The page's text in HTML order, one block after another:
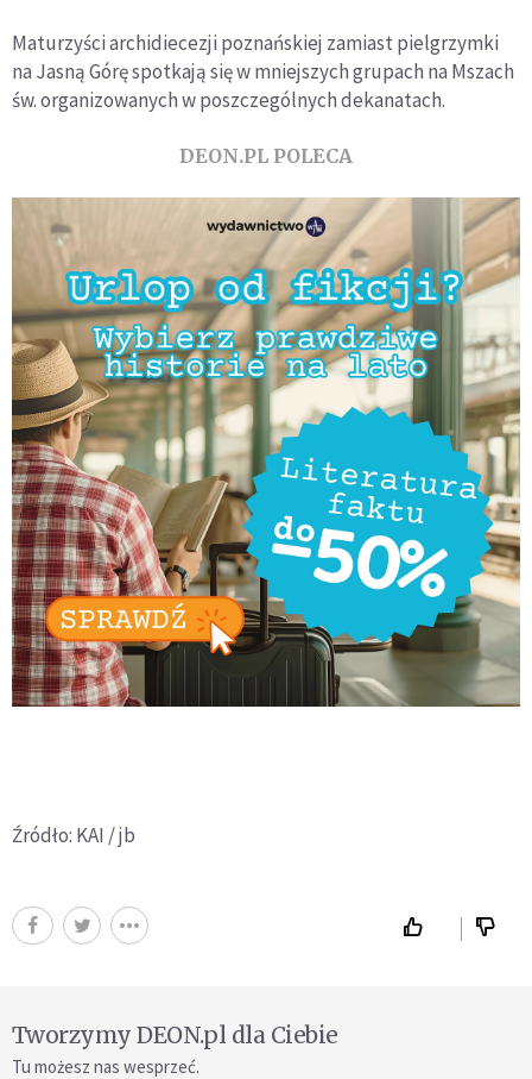
Maturzyści archidiecezji poznańskiej zamiast pielgrzymki
na Jasną Górę spotkają się w mniejszych grupach na Mszach
św. organizowanych w poszczególnych dekanatach.
DEON.PL POLECA
Źródło: KAI / jb
Tworzymy DEON.pl dla Ciebie
Tu możesz nas wesprzeć.